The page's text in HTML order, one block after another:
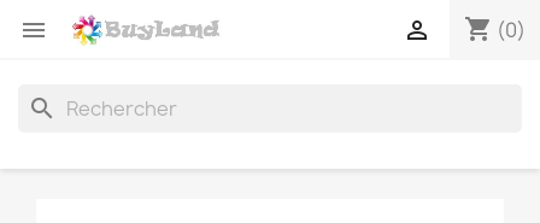
 shopping_cart (0)

search